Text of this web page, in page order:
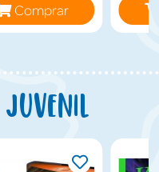
Comprar